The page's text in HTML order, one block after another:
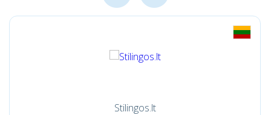
Stilingos.lt